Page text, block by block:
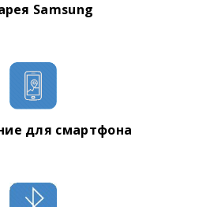
Samsung
для смартфона